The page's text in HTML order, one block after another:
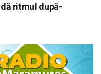
ritmul după-